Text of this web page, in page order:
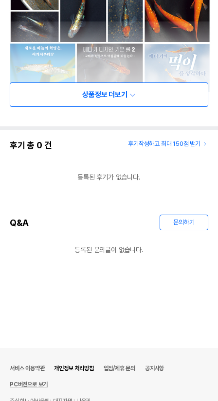
상품정보 더보기
후기 총 0 건 후기작성하고 최대 150점 받기
등록된 후기가 없습니다.
Q&A 문의하기
등록된 문의글이 없습니다.
서비스 이용약관 개인정보 처리방침 입점/제휴 문의 공지사항
PC버전으로 보기